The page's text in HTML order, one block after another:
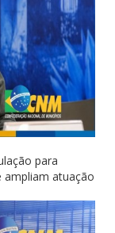
para
ampliam atuação